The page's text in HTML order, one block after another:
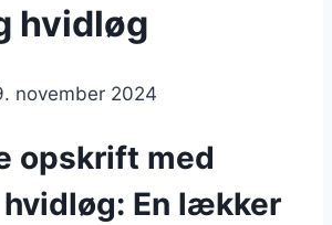
hvidløg
november 2024
opskrift med
En lækker